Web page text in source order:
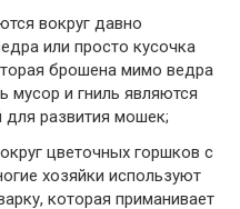
вокруг давно
или просто кусочка
брошена мимо ведра
мусор и гниль являются
для развития мошек;
цветочных горшков с
хозяйки используют
которая приманивает